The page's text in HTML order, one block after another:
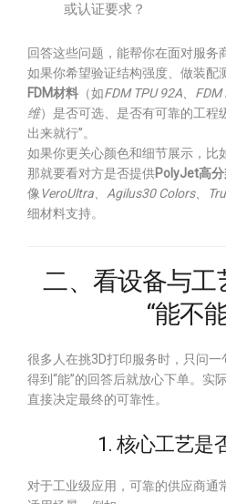
或认证要求？
回答这些问题，能帮你在面对服务
如果你希望验证结构强度、做装配
FDM材料 （如FDM TPU 92A、
维）是否可选、是否有可靠的工程
出来就行”。
如果你更关心颜色和细节展示，比
那就要看对方是否提供PolyJet高
像VeroUltra、Agilus30 Colors、
细材料支持。
二、看设备与工
“能不
很多人在挑3D打印服务时，只问一
得到“能”的回答后就放心下单。实
直接决定最终的可靠性。
1. 核心工艺是
对于工业级应用，可靠的供应商通